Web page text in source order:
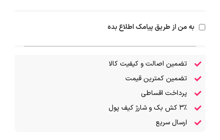
به من از طریق پیامک اطلاع بده
تضمین اصالت و کیفیت کالا
تضمین کمترین قیمت
پرداخت اقساطی
۳٪ کش بک و شارژ کیف پول
ارسال سریع